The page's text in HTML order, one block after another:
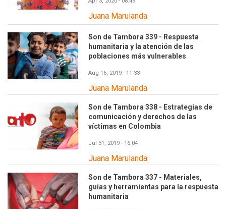
Juana Marulanda
Son de Tambora 339 - Respuesta
humanitaria y la atención de las
poblaciones más vulnerables
Aug 16, 2019 - 11:33
Juana Marulanda
Son de Tambora 338 - Estrategias de
comunicación y derechos de las
víctimas en Colombia
Jul 31, 2019 - 16:04
Juana Marulanda
Son de Tambora 337 - Materiales,
guías y herramientas para la respuesta
humanitaria